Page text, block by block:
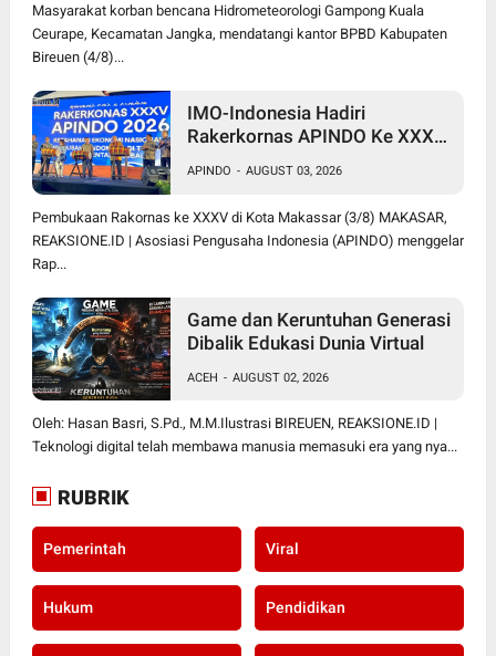
Masyarakat korban bencana Hidrometeorologi Gampong Kuala
Ceurape, Kecamatan Jangka, mendatangi kantor BPBD Kabupaten
Bireuen (4/8)...
IMO-Indonesia Hadiri
Rakerkornas APINDO Ke XXXV
APINDO - AUGUST 03, 2026
Pembukaan Rakornas ke XXXV di Kota Makassar (3/8) MAKASAR,
REAKSIONE.ID | Asosiasi Pengusaha Indonesia (APINDO) menggelar
Rap...
Game dan Keruntuhan Generasi
Dibalik Edukasi Dunia Virtual
ACEH - AUGUST 02, 2026
Oleh: Hasan Basri, S.Pd., M.M.Ilustrasi BIREUEN, REAKSIONE.ID |
Teknologi digital telah membawa manusia memasuki era yang nya...
RUBRIK
Pemerintah Viral
Hukum Pendidikan